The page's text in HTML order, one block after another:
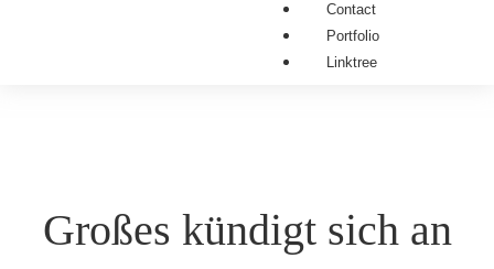
Contact
Portfolio
Linktree
Großes kündigt sich an